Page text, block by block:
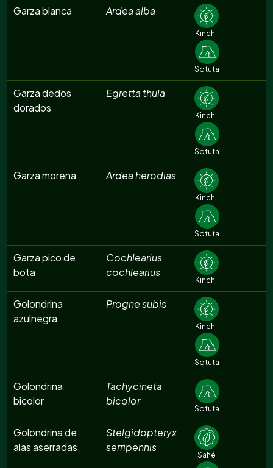
Garza blanca Ardea alba
Kinchil
Sotuta
Garza dedos
dorados
Egretta thula
Kinchil
Sotuta
Garza morena Ardea herodias
Kinchil
Sotuta
Garza pico de
bota
Cochlearius
cochlearius
Kinchil
Golondrina
azulnegra
Progne subis
Kinchil
Sotuta
Golondrina
bicolor
Tachycineta
bicolor
Sotuta
Golondrina de
alas aserradas
Stelgidopteryx
serripennis
Sahé